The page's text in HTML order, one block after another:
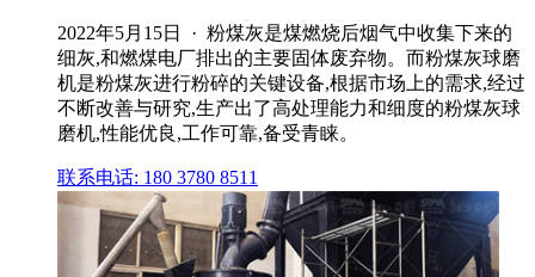
2022年5月15日 · 粉煤灰是煤燃烧后烟气中收集下来的
细灰,和燃煤电厂排出的主要固体废弃物。而粉煤灰球磨
机是粉煤灰进行粉碎的关键设备,根据市场上的需求,经过
不断改善与研究,生产出了高处理能力和细度的粉煤灰球
磨机,性能优良,工作可靠,备受青睐。
联系电话: 180 3780 8511